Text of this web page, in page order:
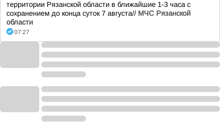
территории Рязанской области в ближайшие 1-3 часа с
сохранением до конца суток 7 августа// МЧС Рязанской
области
07:27